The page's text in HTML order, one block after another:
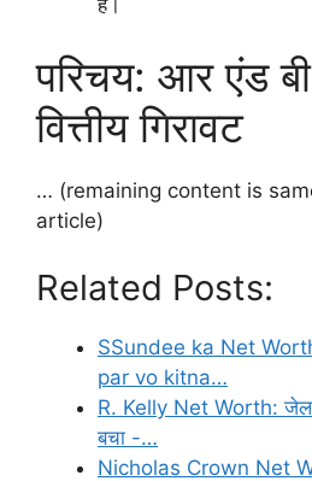
परिचय: आर एंड
वित्तीय गिरावट
… (remaining content is
article)
Related Posts:
SSundee ka Net
par vo kitna…
R. Kelly Net Worth: जेल
बचा -…
Nicholas Crown Net